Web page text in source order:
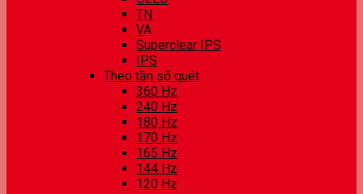
TN
VA
Superclear IPS
IPS
Theo tần số quét
360 Hz
240 Hz
180 Hz
170 Hz
165 Hz
144 Hz
120 Hz